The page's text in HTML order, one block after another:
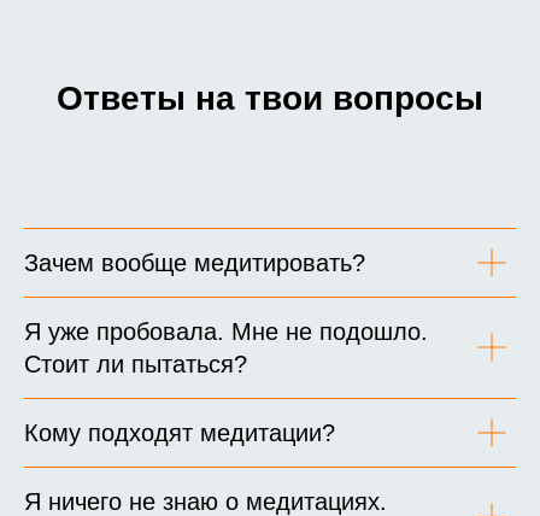
Ответы на твои вопросы
Зачем вообще медитировать?
Я уже пробовала. Мне не подошло.
Стоит ли пытаться?
Кому подходят медитации?
Я ничего не знаю о медитациях.